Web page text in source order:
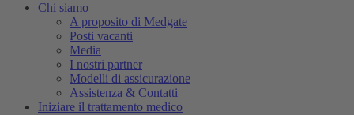
Chi siamo
A proposito di Medgate
Posti vacanti
Media
I nostri partner
Modelli di assicurazione
Assistenza & Contatti
Iniziare il trattamento medico